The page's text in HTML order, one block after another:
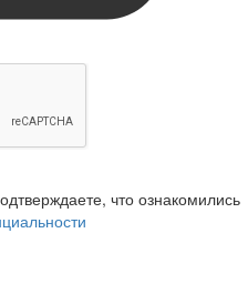
что ознакомились